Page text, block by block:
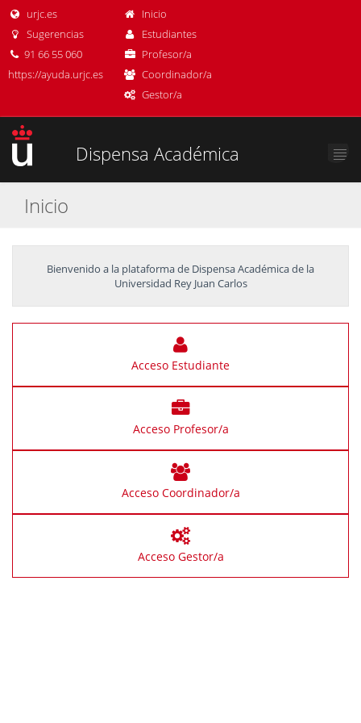
urjc.es
Sugerencias
91 66 55 060
https://ayuda.urjc.es
Inicio
Estudiantes
Profesor/a
Coordinador/a
Gestor/a
Dispensa Académica
Inicio
Bienvenido a la plataforma de Dispensa Académica de la
Universidad Rey Juan Carlos
Acceso Estudiante
Acceso Profesor/a
Acceso Coordinador/a
Acceso Gestor/a